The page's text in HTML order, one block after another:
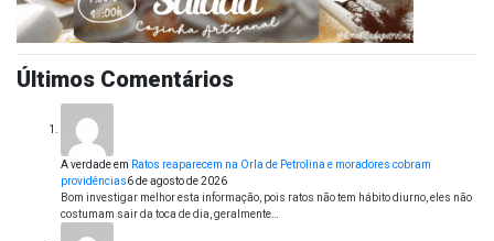
Últimos Comentários
A verdadeem Ratos reaparecem na Orla de Petrolina e moradores cobram
providências6 de agosto de 2026
Bom investigar melhor esta informação, pois ratos não tem hábito diurno, eles não
costumam sair da toca de dia, geralmente…